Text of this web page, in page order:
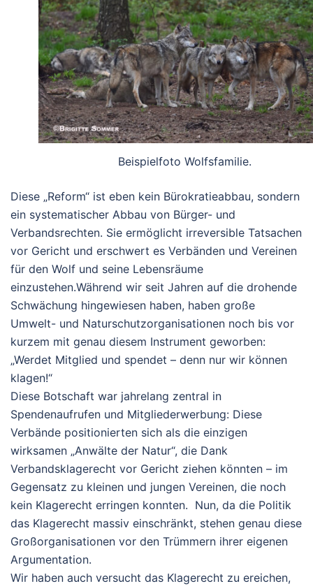
Beispielfoto Wolfsfamilie.
Diese „Reform“ ist eben kein Bürokratieabbau, sondern
ein systematischer Abbau von Bürger- und
Verbandsrechten. Sie ermöglicht irreversible Tatsachen
vor Gericht und erschwert es Verbänden und Vereinen
für den Wolf und seine Lebensräume
einzustehen.Während wir seit Jahren auf die drohende
Schwächung hingewiesen haben, haben große
Umwelt- und Naturschutzorganisationen noch bis vor
kurzem mit genau diesem Instrument geworben:
„Werdet Mitglied und spendet – denn nur wir können
klagen!“
Diese Botschaft war jahrelang zentral in
Spendenaufrufen und Mitgliederwerbung: Diese
Verbände positionierten sich als die einzigen
wirksamen „Anwälte der Natur“, die Dank
Verbandsklagerecht vor Gericht ziehen könnten – im
Gegensatz zu kleinen und jungen Vereinen, die noch
kein Klagerecht erringen konnten. Nun, da die Politik
das Klagerecht massiv einschränkt, stehen genau diese
Großorganisationen vor den Trümmern ihrer eigenen
Argumentation.
Wir haben auch versucht das Klagerecht zu ereichen,